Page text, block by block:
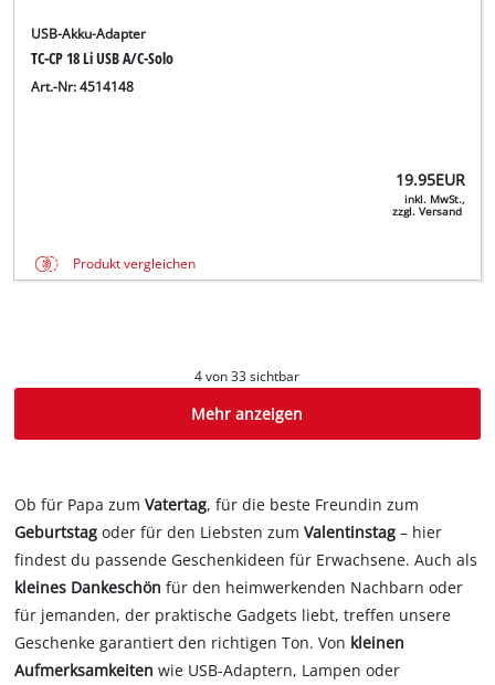
USB-Akku-Adapter
TC-CP 18 Li USB A/C-Solo
Art.-Nr: 4514148
19.95EUR
inkl. MwSt.,
zzgl. Versand
Produkt vergleichen
4 von 33 sichtbar
Mehr anzeigen
Ob für Papa zumVatertag, für die beste Freundin zum
Geburtstagoder für den Liebsten zumValentinstag– hier
findest du passende Geschenkideen für Erwachsene. Auch als
kleines Dankeschön für den heimwerkenden Nachbarn oder
für jemanden, der praktische Gadgets liebt, treffen unsere
Geschenke garantiert den richtigen Ton. Von kleinen
Aufmerksamkeiten wie USB-Adaptern, Lampen oder